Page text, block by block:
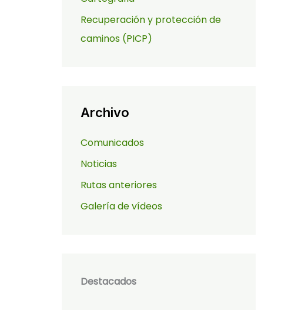
Recuperación y protección de
caminos (PICP)
Archivo
Comunicados
Noticias
Rutas anteriores
Galería de vídeos
Destacados